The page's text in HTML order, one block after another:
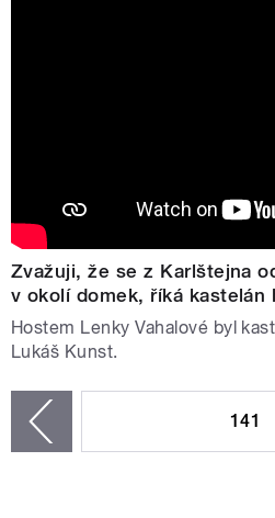
Zvažuji, že se z Karlštejna
v okolí domek, říká kastelán
Hostem Lenky Vahalové byl
Lukáš Kunst.
141